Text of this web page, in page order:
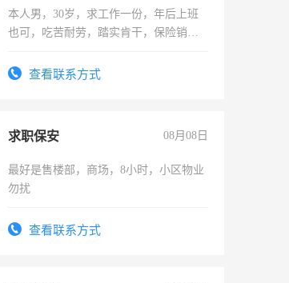
本人男，30岁，求工作一份，年后上班
也可，吃苦耐劳，踏实肯干，保险销售
查看联系方式
求职保安 08月08日
最好是售楼部，商场，8小时，小区物业
勿扰
查看联系方式